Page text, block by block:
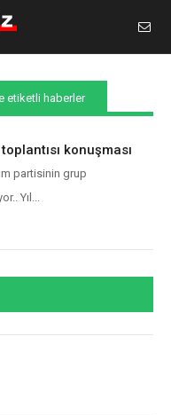
etiketli haberler
konuşması
partisinin grup
Yıl...